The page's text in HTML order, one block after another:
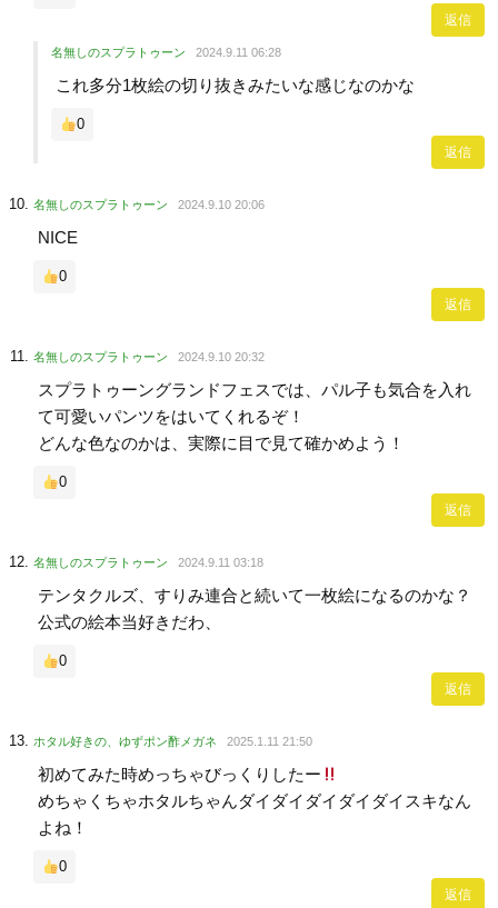
返信
名無しのスプラトゥーン 2024.9.11 06:28
これ多分1枚絵の切り抜きみたいな感じなのかな
0
返信
名無しのスプラトゥーン 2024.9.10 20:06
NICE
0
返信
名無しのスプラトゥーン 2024.9.10 20:32
スプラトゥーングランドフェスでは、パル子も気合を入れ
て可愛いパンツをはいてくれるぞ！
どんな色なのかは、実際に目で見て確かめよう！
0
返信
名無しのスプラトゥーン 2024.9.11 03:18
テンタクルズ、すりみ連合と続いて一枚絵になるのかな？
公式の絵本当好きだわ、
0
返信
ホタル好きの、ゆずポン酢メガネ 2025.1.11 21:50
初めてみた時めっちゃびっくりしたー
めちゃくちゃホタルちゃんダイダイダイダイダイスキなん
よね！
0
返信